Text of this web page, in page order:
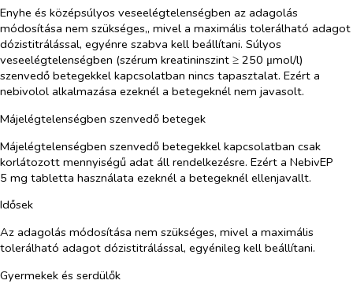
Enyhe és középsúlyos veseelégtelenségben az adagolás
módosítása nem szükséges,, mivel a maximális tolerálható adagot
dózistitrálással, egyénre szabva kell beállítani. Súlyos
veseelégtelenségben (szérum kreatininszint ≥ 250 μmol/l)
szenvedő betegekkel kapcsolatban nincs tapasztalat. Ezért a
nebivolol alkalmazása ezeknél a betegeknél nem javasolt.
Májelégtelenségben szenvedő betegek
Májelégtelenségben szenvedő betegekkel kapcsolatban csak
korlátozott mennyiségű adat áll rendelkezésre. Ezért a NebivEP
5 mg tabletta használata ezeknél a betegeknél ellenjavallt.
Idősek
Az adagolás módosítása nem szükséges, mivel a maximális
tolerálható adagot dózistitrálással, egyénileg kell beállítani.
Gyermekek és serdülők